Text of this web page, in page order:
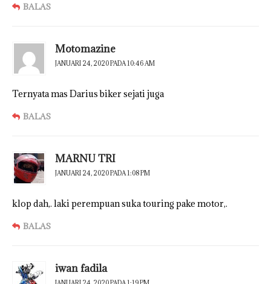
BALAS
Motomazine
JANUARI 24, 2020 PADA 10:46 AM
Ternyata mas Darius biker sejati juga
BALAS
MARNU TRI
JANUARI 24, 2020 PADA 1:08 PM
klop dah,. laki perempuan suka touring pake motor,.
BALAS
iwan fadila